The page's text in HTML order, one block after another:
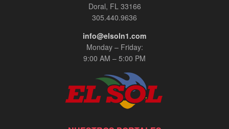
Doral, FL 33166
305.440.9636
info@elsoln1.com
Monday – Friday:
9:00 AM – 5:00 PM